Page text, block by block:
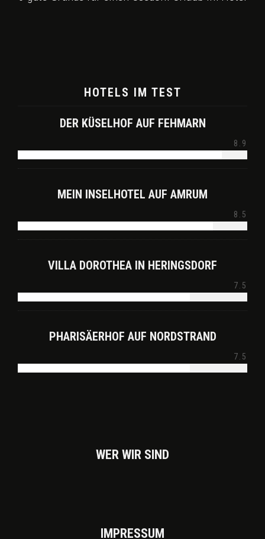
HOTELS IM TEST
DER KÜSELHOF AUF FEHMARN
8.9
MEIN INSELHOTEL AUF AMRUM
8.5
VILLA DOROTHEA IN HERINGSDORF
7.5
PHARISÄERHOF AUF NORDSTRAND
7.5
WER WIR SIND
IMPRES­SUM